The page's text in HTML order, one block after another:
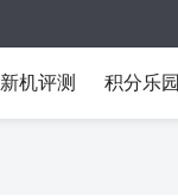
新机评测 积分乐园